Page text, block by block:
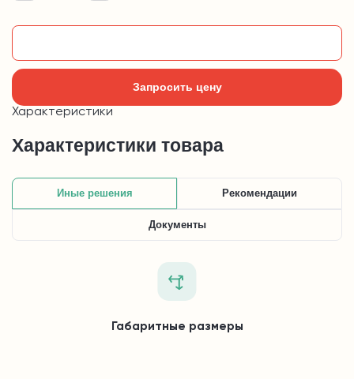
Запросить цену
Характеристики
Характеристики товара
Иные решения Рекомендации
Документы
Габаритные размеры